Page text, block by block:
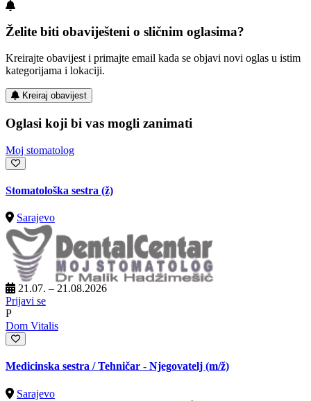
Želite biti obaviješteni o sličnim oglasima?
Kreirajte obavijest i primajte email kada se objavi novi oglas u istim
kategorijama i lokaciji.
Kreiraj obavijest
Oglasi koji bi vas mogli zanimati
Moj stomatolog
Stomatološka sestra (ž)
Sarajevo
21.07. – 21.08.2026
Prijavi se
P
Dom Vitalis
Medicinska sestra / Tehničar - Njegovatelj (m/ž)
Sarajevo